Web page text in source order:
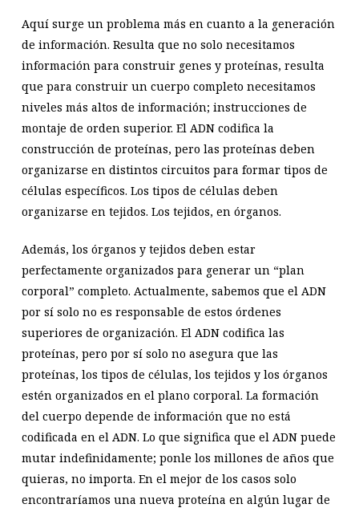
Aquí surge un problema más en cuanto a la generación
de información. Resulta que no solo necesitamos
información para construir genes y proteínas, resulta
que para construir un cuerpo completo necesitamos
niveles más altos de información; instrucciones de
montaje de orden superior. El ADN codifica la
construcción de proteínas, pero las proteínas deben
organizarse en distintos circuitos para formar tipos de
células específicos. Los tipos de células deben
organizarse en tejidos. Los tejidos, en órganos.
Además, los órganos y tejidos deben estar
perfectamente organizados para generar un “plan
corporal” completo. Actualmente, sabemos que el ADN
por sí solo no es responsable de estos órdenes
superiores de organización. El ADN codifica las
proteínas, pero por sí solo no asegura que las
proteínas, los tipos de células, los tejidos y los órganos
estén organizados en el plano corporal. La formación
del cuerpo depende de información que no está
codificada en el ADN. Lo que significa que el ADN puede
mutar indefinidamente; ponle los millones de años que
quieras, no importa. En el mejor de los casos solo
encontraríamos una nueva proteína en algún lugar de